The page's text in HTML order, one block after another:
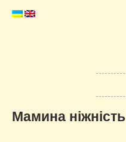
Мамина ніжність